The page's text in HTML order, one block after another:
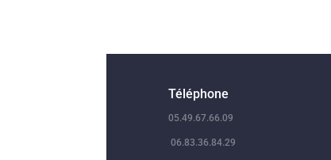
Téléphone
05.49.67.66.09
06.83.36.84.29